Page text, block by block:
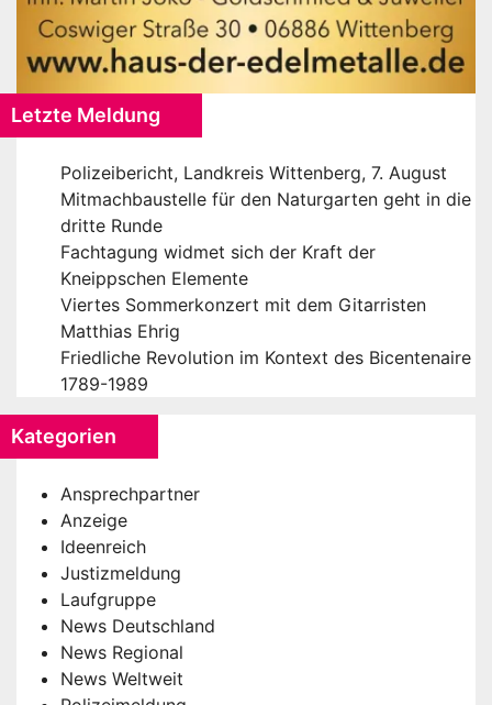
Letzte Meldung
Polizeibericht, Landkreis Wittenberg, 7. August
Mitmachbaustelle für den Naturgarten geht in die
dritte Runde
Fachtagung widmet sich der Kraft der
Kneippschen Elemente
Viertes Sommerkonzert mit dem Gitarristen
Matthias Ehrig
Friedliche Revolution im Kontext des Bicentenaire
1789-1989
Kategorien
Ansprechpartner
Anzeige
Ideenreich
Justizmeldung
Laufgruppe
News Deutschland
News Regional
News Weltweit